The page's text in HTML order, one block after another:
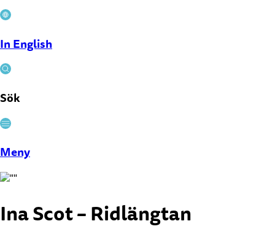
In English
Sök
Stäng
Meny
Ina Scot – Ridlängtan